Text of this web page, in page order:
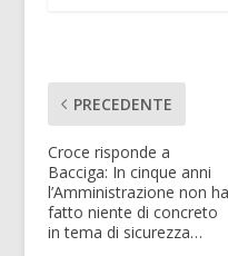
PRECEDENTE
Croce risponde a
Bacciga: In cinque anni
l’Amministrazione non ha
fatto niente di concreto
in tema di sicurezza…